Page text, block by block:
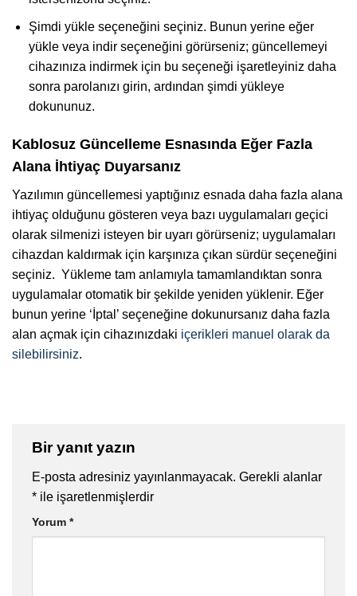
Şimdi yükle seçeneğini seçiniz. Bunun yerine eğer
yükle veya indir seçeneğini görürseniz; güncellemeyi
cihazınıza indirmek için bu seçeneği işaretleyiniz daha
sonra parolanızı girin, ardından şimdi yükleye
dokununuz.
Kablosuz Güncelleme Esnasında Eğer Fazla
Alana İhtiyaç Duyarsanız
Yazılımın güncellemesi yaptığınız esnada daha fazla alana
ihtiyaç olduğunu gösteren veya bazı uygulamaları geçici
olarak silmenizi isteyen bir uyarı görürseniz; uygulamaları
cihazdan kaldırmak için karşınıza çıkan sürdür seçeneğini
seçiniz. Yükleme tam anlamıyla tamamlandıktan sonra
uygulamalar otomatik bir şekilde yeniden yüklenir. Eğer
bunun yerine ‘İptal’ seçeneğine dokunursanız daha fazla
alan açmak için cihazınızdaki içerikleri manuel olarak da
silebilirsiniz.
Bir yanıt yazın
E-posta adresiniz yayınlanmayacak. Gerekli alanlar
* ile işaretlenmişlerdir
Yorum *